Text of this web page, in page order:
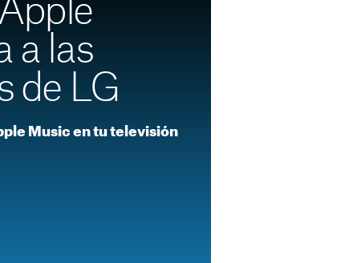
a las
de LG
Music en tu televisión